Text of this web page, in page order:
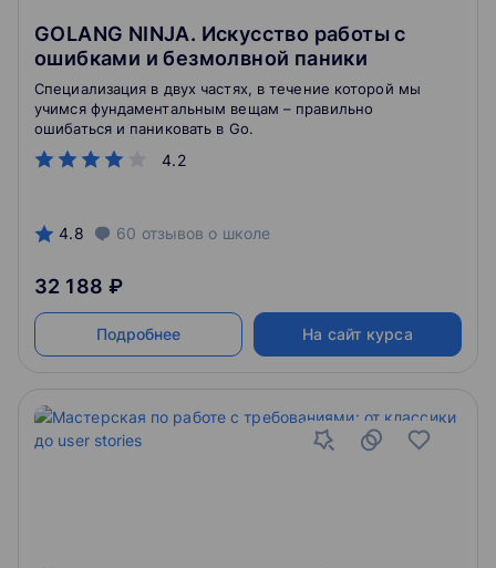
GOLANG NINJA. Искусство работы с
ошибками и безмолвной паники
4.2
Специализация в двух частях, в течение которой мы
учимся фундаментальным вещам – правильно
ошибаться и паниковать в Go.
4.8 60 отзывов о школе
32 188 ₽
Подробнее На сайт курса